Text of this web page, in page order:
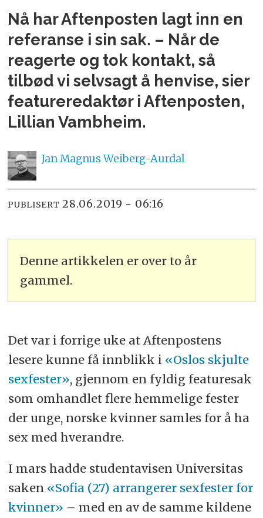
Nå har Aftenposten lagt inn en
referanse i sin sak. – Når de
reagerte og tok kontakt, så
tilbød vi selvsagt å henvise, sier
featureredaktør i Aftenposten,
Lillian Vambheim.
Jan Magnus Weiberg-Aurdal
PUBLISERT 28.06.2019 - 06:16
Denne artikkelen er over to år
gammel.
Det var i forrige uke at Aftenpostens
lesere kunne få innblikk i «Oslos skjulte
sexfester», gjennom en fyldig featuresak
som omhandlet flere hemmelige fester
der unge, norske kvinner samles for å ha
sex med hverandre.
I mars hadde studentavisen Universitas
saken «Sofia (27) arrangerer sexfester for
kvinner» – med en av de samme kildene